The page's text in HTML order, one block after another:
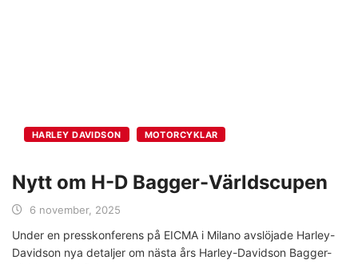
HARLEY DAVIDSON MOTORCYKLAR
Nytt om H-D Bagger-Världscupen
6 november, 2025
Under en presskonferens på EICMA i Milano avslöjade Harley-
Davidson nya detaljer om nästa års Harley-Davidson Bagger-